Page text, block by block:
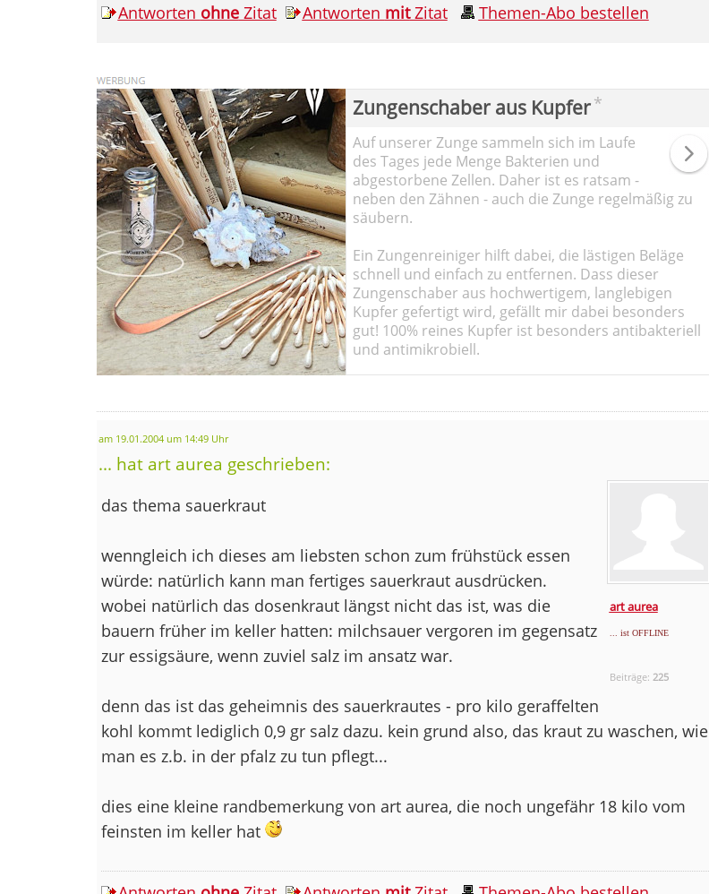
Antworten ohneZitat Antworten mitZitat Themen-Abo bestellen
Zungenschaber aus Kupfer*
Auf unserer Zunge sammeln sich im Laufe
des Tages jede Menge Bakterien und
abgestorbene Zellen. Daher ist es ratsam -
neben den Zähnen - auch die Zunge regelmäßig zu
säubern.
Ein Zungenreiniger hilft dabei, die lästigen Beläge
schnell und einfach zu entfernen. Dass dieser
Zungenschaber aus hochwertigem, langlebigen
Kupfer gefertigt wird, gefällt mir dabei besonders
gut! 100% reines Kupfer ist besonders antibakteriell
und antimikrobiell.
am 19.01.2004 um 14:49 Uhr
... hat art aurea geschrieben:
art aurea
... ist OFFLINE
Beiträge: 225
das thema sauerkraut
wenngleich ich dieses am liebsten schon zum frühstück essen
würde: natürlich kann man fertiges sauerkraut ausdrücken.
wobei natürlich das dosenkraut längst nicht das ist, was die
bauern früher im keller hatten: milchsauer vergoren im gegensatz
zur essigsäure, wenn zuviel salz im ansatz war.
denn das ist das geheimnis des sauerkrautes - pro kilo geraffelten
kohl kommt lediglich 0,9 gr salz dazu. kein grund also, das kraut zu waschen, wie
man es z.b. in der pfalz zu tun pflegt...
dies eine kleine randbemerkung von art aurea, die noch ungefähr 18 kilo vom
feinsten im keller hat